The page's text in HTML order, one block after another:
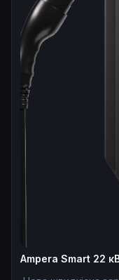
Ampera Smart 22